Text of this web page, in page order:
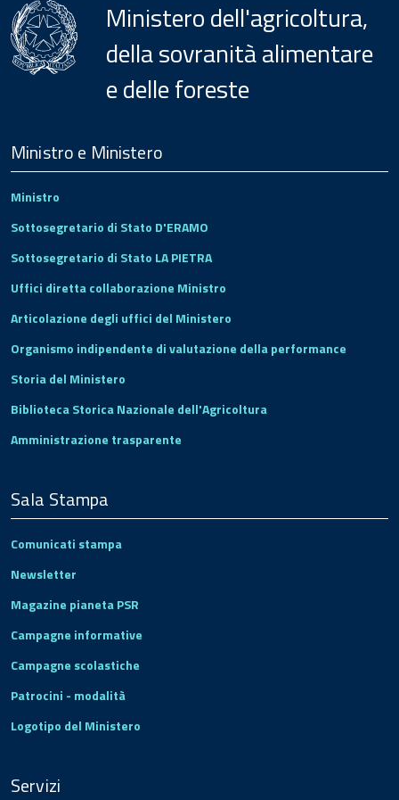
Ministero dell'agricoltura,
della sovranità alimentare
e delle foreste
Footer
Ministro e Ministero
Ministro
Sottosegretario di Stato D'ERAMO
Sottosegretario di Stato LA PIETRA
Uffici diretta collaborazione Ministro
Articolazione degli uffici del Ministero
Organismo indipendente di valutazione della performance
Storia del Ministero
Biblioteca Storica Nazionale dell'Agricoltura
Amministrazione trasparente
Sala Stampa
Comunicati stampa
Newsletter
Magazine pianeta PSR
Campagne informative
Campagne scolastiche
Patrocini - modalità
Logotipo del Ministero
Servizi